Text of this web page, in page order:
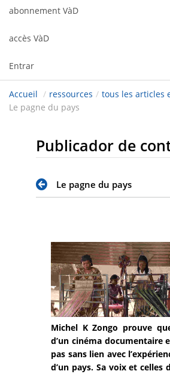
abonnement VàD
accès VàD
Entrar
Accueil / ressources / tous les articles
Le pagne du pays
Publicador de
Le pagne du pays
Michel K Zongo prouve
d’un cinéma documentaire
pas sans lien avec
d’un pays. Sa voix et celles